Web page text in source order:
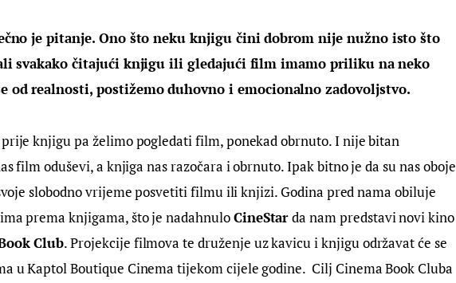
je pitanje. Ono što neku knjigu čini dobrom nije nužno isto što
svakako čitajući knjigu ili gledajući film imamo priliku na neko
od realnosti, postižemo duhovno i emocionalno zadovoljstvo.
knjigu pa želimo pogledati film, ponekad obrnuto. I nije bitan
film oduševi, a knjiga nas razočara i obrnuto. Ipak bitno je da su nas oboje
slobodno vrijeme posvetiti filmu ili knjizi. Godina pred nama obiluje
prema knjigama, što je nadahnulo CineStar da nam predstavi novi kino
Club. Projekcije filmova te druženje uz kavicu i knjigu održavat će se
u Kaptol Boutique Cinema tijekom cijele godine.  Cilj Cinema Book Cluba